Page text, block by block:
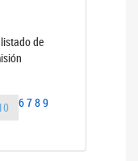
de
6789